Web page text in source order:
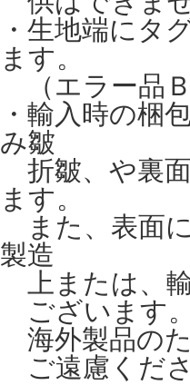
・生地端にタ
ます。
（エラー品
・輸入時の梱
み皺
折皺、や裏
ます。
また、表面
製造
上または、
ございます
海外製品の
ご遠慮くだ